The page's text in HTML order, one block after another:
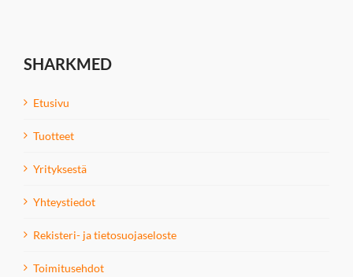
SHARKMED
Etusivu
Tuotteet
Yrityksestä
Yhteystiedot
Rekisteri- ja tietosuojaseloste
Toimitusehdot